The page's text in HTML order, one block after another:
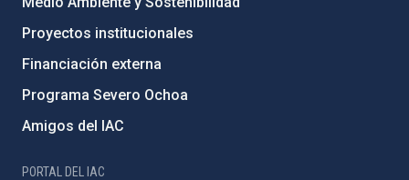
Proyectos institucionales
Financiación externa
Programa Severo Ochoa
Amigos del IAC
PORTAL DEL IAC